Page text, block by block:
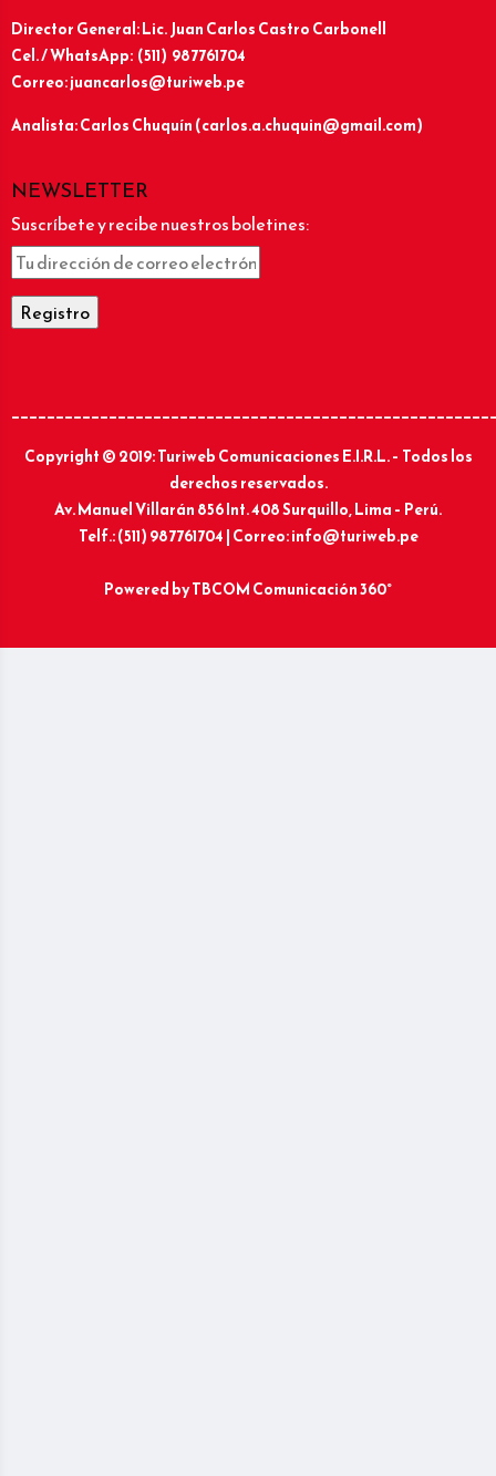
Director General: Lic.Juan Carlos Castro Carbonell
Cel. / WhatsApp: (511) 987761704
Correo: juancarlos@turiweb.pe
Analista: Carlos Chuquín (carlos.a.chuquin@gmail.com)
NEWSLETTER
Suscríbete y recibe nuestros boletines:
Copyright © 2019: Turiweb Comunicaciones E.I.R.L. – Todos los
derechos reservados.
Av. Manuel Villarán 856 Int. 408 Surquillo, Lima – Perú.
Telf.: (511) 987761704 | Correo: info@turiweb.pe
Powered byTBCOM Comunicación 360°